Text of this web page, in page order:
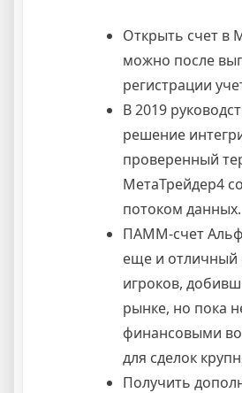
Открыть счет в
можно после
регистрации
В 2019
решение
проверенный
МетаТрейдер4
потоком данных.
ПАММ-счет
еще и отличный
игроков,
рынке, но пока
финансовыми
для сделок
Получить